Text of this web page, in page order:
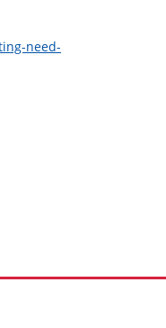
need-